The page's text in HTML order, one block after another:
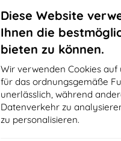
Diese Website
Ihnen die
bieten zu können.
Wir verwenden Cookies auf
für das ordnungsgemäße
unerlässlich, während
Datenverkehr zu
zu personalisieren.